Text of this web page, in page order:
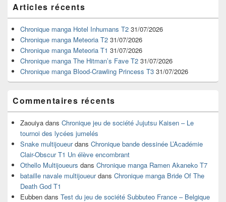
principale
de
widget
pour
barre
latérale
Articles récents
Chronique manga Hotel Inhumans T2 31/07/2026
Chronique manga Meteoria T2 31/07/2026
Chronique manga Meteoria T1 31/07/2026
Chronique manga The Hitman’s Fave T2 31/07/2026
Chronique manga Blood-Crawling Princess T3 31/07/2026
Commentaires récents
Zaouiya dans Chronique jeu de société Jujutsu Kaisen – Le
tournoi des lycées jumelés
Snake multijoueurdans Chronique bande dessinée L’Académie
Clair-Obscur T1 Un élève encombrant
Othello Multijoueurs dans Chronique manga Ramen Akaneko T7
bataille navale multijoueurdans Chronique manga Bride Of The
Death God T1
Eubben dans Test du jeu de société Subbuteo France – Belgique